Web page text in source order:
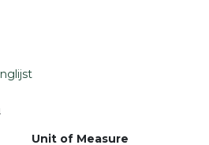
Unit of Measure